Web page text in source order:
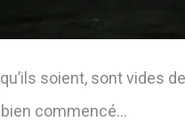
soient, sont vides
bien commencé…